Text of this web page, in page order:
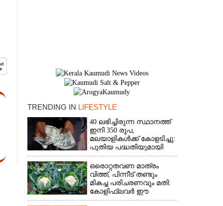
TRENDING IN LIFESTYLE
40 ലഭിച്ചിരുന്ന സ്ഥാനത്ത്
ഇനി 350 രൂപ,
മലയാളികൾക്ക് കോളടിച്ചു:
പുതിയ പദ്ധതിയുമായി
നാളികേര ബോർഡ്
ഒരൊറ്റതവണ മാത്രം
വിത്ത്, പിന്നീട് തണ്ടും
മികച്ച പരിചരണവും മതി:
കോളിഫ്ലവർ ഈ
രീതിയിലും കൃഷിചെയ്യാം